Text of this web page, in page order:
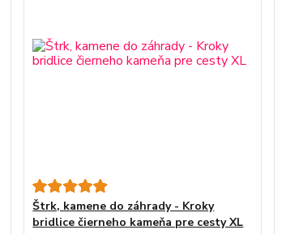
Štrk, kamene do záhrady - Kroky
bridlice čierneho kameňa pre cesty XL